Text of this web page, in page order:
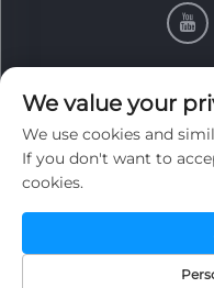
Zaregistrujte se,
We value your
We use cookies and
If you don't want to
cookies.